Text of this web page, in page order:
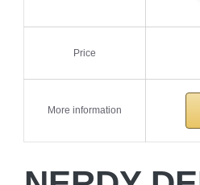
Price
More information